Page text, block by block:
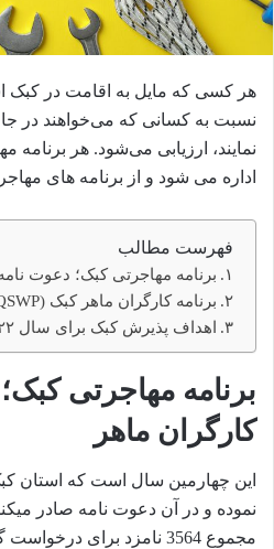
هر کسی که مایل به اقامت در
نسبت به کسانی که می‌خواهند در
نمایند، ارزیابی می‌شود. هر
اداره می شود و از برنامه های
فهرست مطالب
برنامه مهاجرتی کبک؛ دعوت
برنامه کارگران ماهر کبک (QSWP)
اهداف پذیرش کبک برای سال ۲۰۲۲
برنامه مهاجرتی
کارگران ماهر
این چهارمین سال است که استان
نموده و در آن دعوت نامه صادر
مجموع 3564 نامزد برای